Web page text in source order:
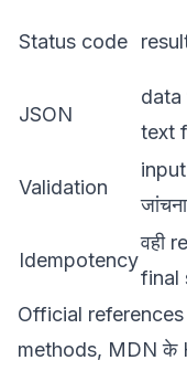
Status code
JSON
data
text
Validation
input
जांचना
Idempotency
वही
final
Official
methods, MDN के